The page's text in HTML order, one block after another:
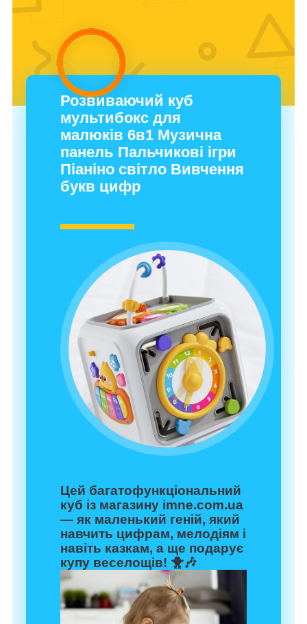
Розвиваючий куб
мультибокс для
малюків 6в1 Музична
панель Пальчикові ігри
Піаніно світло Вивчення
букв цифр
Цей багатофункціональний
куб із магазину imne.com.ua
— як маленький геній, який
навчить цифрам, мелодіям і
навіть казкам, а ще подарує
купу веселощів! 🐥🎶